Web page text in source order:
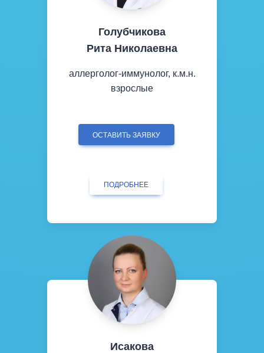
Голубчикова
Рита Николаевна
аллерголог-иммунолог, к.м.н.
взрослые
ОСТАВИТЬ ЗАЯВКУ
ПОДРОБНЕЕ
Исакова